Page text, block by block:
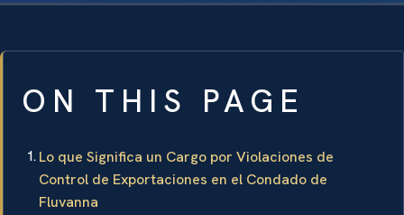
ON THIS PAGE
Lo que Significa un Cargo por Violaciones de
Control de Exportaciones en el Condado de
Fluvanna